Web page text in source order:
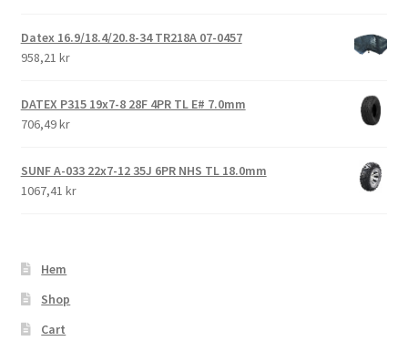
Datex 16.9/18.4/20.8-34 TR218A 07-0457
958,21 kr
DATEX P315 19x7-8 28F 4PR TL E# 7.0mm
706,49 kr
SUNF A-033 22x7-12 35J 6PR NHS TL 18.0mm
1067,41 kr
Hem
Shop
Cart